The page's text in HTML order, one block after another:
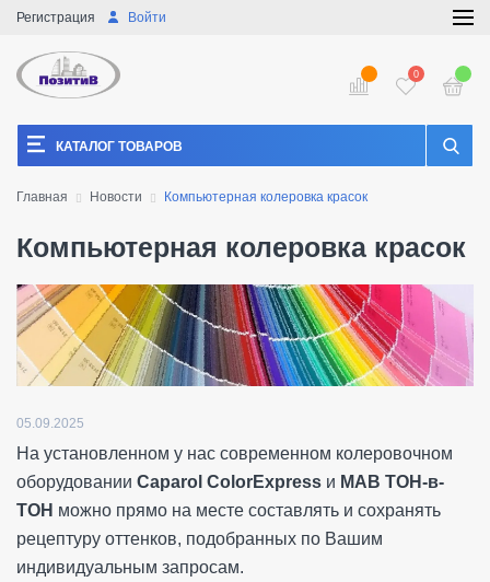
Войти
Регистрация
0
КАТАЛОГ ТОВАРОВ
Главная Новости Компьютерная колеровка красок
Компьютерная колеровка красок
05.09.2025
На установленном у нас современном колеровочном
оборудовании Caparol ColorExpress и МАВ ТОН-в-
ТОН можно прямо на месте составлять и сохранять
рецептуру оттенков, подобранных по Вашим
индивидуальным запросам.